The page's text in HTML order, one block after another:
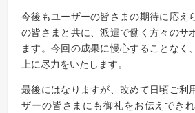
今後もユーザーの皆さまの期待に応え
の皆さまと共に、派遣で働く方々のサ
ます。今回の成果に慢心することなく
上に尽力をいたします。
最後にはなりますが、改めて日頃ご利
ザーの皆さまにも御礼をお伝えでき